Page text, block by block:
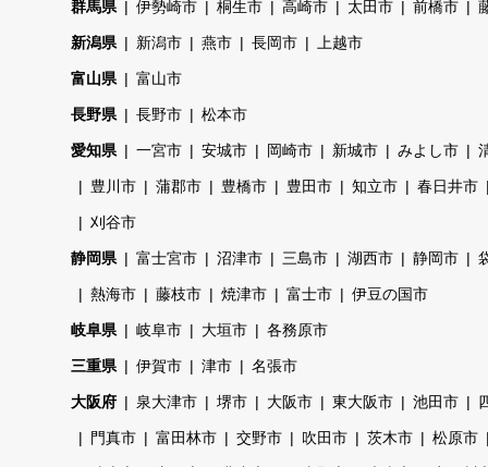
群馬県 伊勢崎市 桐生市 高崎市 太田市 前橋市
新潟県 新潟市 燕市 長岡市 上越市
富山県 富山市
長野県 長野市 松本市
愛知県 一宮市 安城市 岡崎市 新城市 みよし市
豊川市 蒲郡市 豊橋市 豊田市 知立市 春日井市
刈谷市
静岡県 富士宮市 沼津市 三島市 湖西市 静岡市
熱海市 藤枝市 焼津市 富士市 伊豆の国市
岐阜県 岐阜市 大垣市 各務原市
三重県 伊賀市 津市 名張市
大阪府 泉大津市 堺市 大阪市 東大阪市 池田市
門真市 富田林市 交野市 吹田市 茨木市 松原市